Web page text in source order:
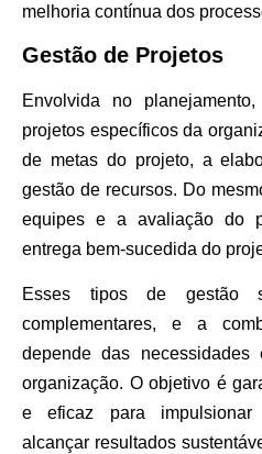
melhoria contínua dos
Gestão de Projetos
Envolvida no
projetos específicos da
de metas do projeto, a
gestão de recursos. Do
equipes e a avaliação do
entrega bem-sucedida do
Esses tipos de gestão
complementares, e a
depende das
organização. O objetivo é
e eficaz para impulsionar
alcançar resultados